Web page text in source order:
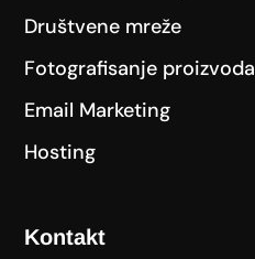
Društvene mreže
Fotografisanje proizvoda
Email Marketing
Hosting
Kontakt